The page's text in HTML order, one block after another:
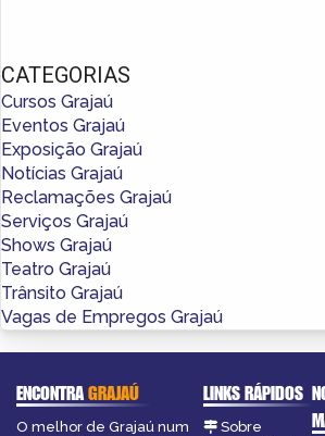
CATEGORIAS
Cursos Grajaú
Eventos Grajaú
Exposição Grajaú
Notícias Grajaú
Reclamações Grajaú
Serviços Grajaú
Shows Grajaú
Teatro Grajaú
Trânsito Grajaú
Vagas de Empregos Grajaú
ENCONTRAGRAJAÚ
O melhor de Grajaú num
LINKS RÁPIDOS
Sobre